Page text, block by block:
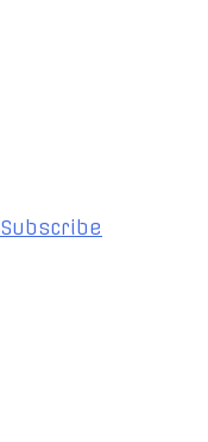
Subscribe